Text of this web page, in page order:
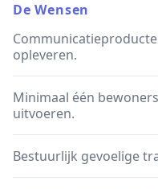
De Wensen
opleveren.
Minimaal één
uitvoeren.
Bestuurlijk gevoelige